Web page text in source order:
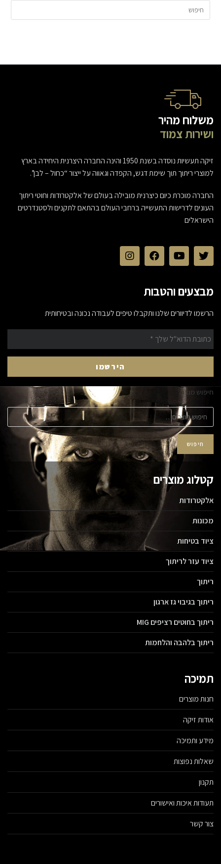
משלוח מהיר
ושירות צמוד
זיקה תעשיות נוסדה בשנת 1950 והינה החברה היצרנית היחידה בארץ
למוצרי ריתוך תוך שימת דגש, הקפדה וגאווה על ייצור “כחול – לבן”.
החברה מוכרת כיום כיצרנית מובילה בעולם של אלקטרודות וחוטי ריתוך
העונים לדרישות התעשייה ברחבי העולם בהתאם לתקנים ולסטנדרטים
הישראלים
מבצעים והטבות
הרשמו לדיוורים שלנו ותקבלו טיפים לעבודה נכונה ובטיחותית
חיפוש מוצר
חיפוש
קטלוג מוצרים
אלקטרודות
מכונות
ציוד בטיחות
ציוד עזר לריתוך
ריתוך
ריתוך בגיבוי גז ארגון
ריתוך בחוטים רציפים MIG
ריתוך בלהבה והלחמות
תמיכה
חנות מוצרים
אודות זיקה
מידע ותמיכה
שאלות נפוצות
תקנון
תעודות איכות ואישורים
צור קשר